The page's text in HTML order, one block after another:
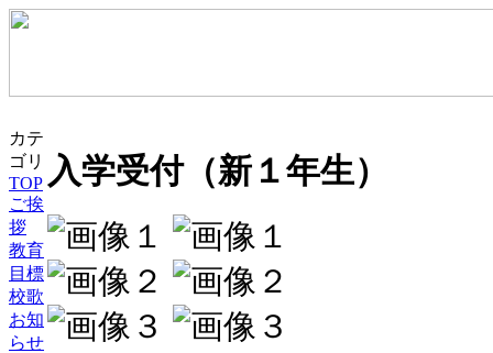
カテ
ゴリ
TOP
ご挨
拶
教育
目標
校歌
お知
らせ
入学受付（新１年生）